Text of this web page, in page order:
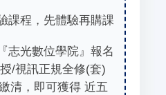
課程，先體驗再購課
志光數位學院』報名
/視訊正規全修(套)
清，即可獲得 近五